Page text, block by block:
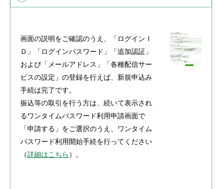
画面の説明をご確認のうえ、「ログインＩ
Ｄ」「ログインパスワード」「追加認証」
および「メールアドレス」「各種配信サー
ビスの設定」の登録を行えば、新規申込み
手続は完了です。
振込等の取引を行う方は、続いて表示され
るワンタイムパスワード利用申請画面で
「申請する」をご選択のうえ、ワンタイム
パスワード利用開始手続を行ってください
（詳細はこちら ）。